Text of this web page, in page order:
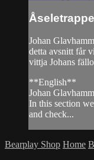
Johan
detta avsnitt får
vittja Johans
**English**
Johan
In this section
and check...
Bearplay Shop Home